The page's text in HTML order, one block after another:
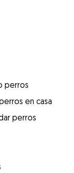
perros
en casa
perros